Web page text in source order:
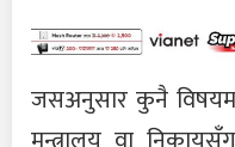
जसअनुसार कुनै